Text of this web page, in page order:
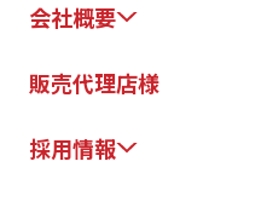
会社概要
販売代理店様
採用情報